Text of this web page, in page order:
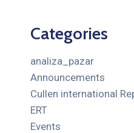
Categories
analiza_pazar
Announcements
Cullen international
ERT
Events